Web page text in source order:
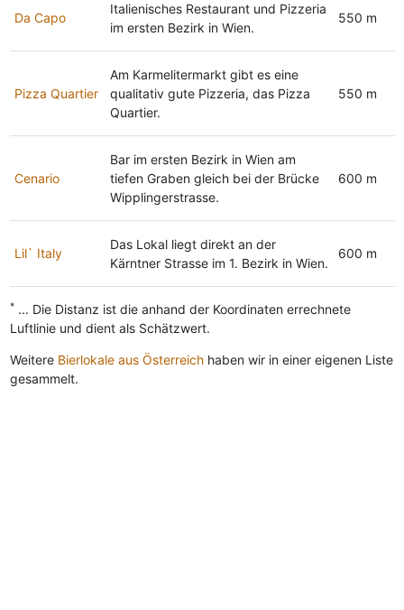
Da Capo
Italienisches Restaurant und Pizzeria
im ersten Bezirk in Wien.
550 m
Pizza Quartier
Am Karmelitermarkt gibt es eine
qualitativ gute Pizzeria, das Pizza
Quartier.
550 m
Cenario
Bar im ersten Bezirk in Wien am
tiefen Graben gleich bei der Brücke
Wipplingerstrasse.
600 m
Lil` Italy
Das Lokal liegt direkt an der
Kärntner Strasse im 1. Bezirk in Wien.
600 m
*... Die Distanz ist die anhand der Koordinaten errechnete
Luftlinie und dient als Schätzwert.
Weitere Bierlokale aus Österreichhaben wir in einer eigenen Liste
gesammelt.